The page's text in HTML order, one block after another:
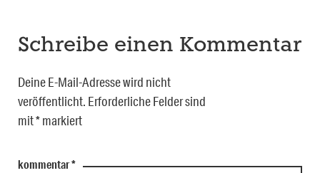
Schreibe einen Kommentar
Deine E-Mail-Adresse wird nicht
veröffentlicht. Erforderliche Felder sind
mit*markiert
kommentar*